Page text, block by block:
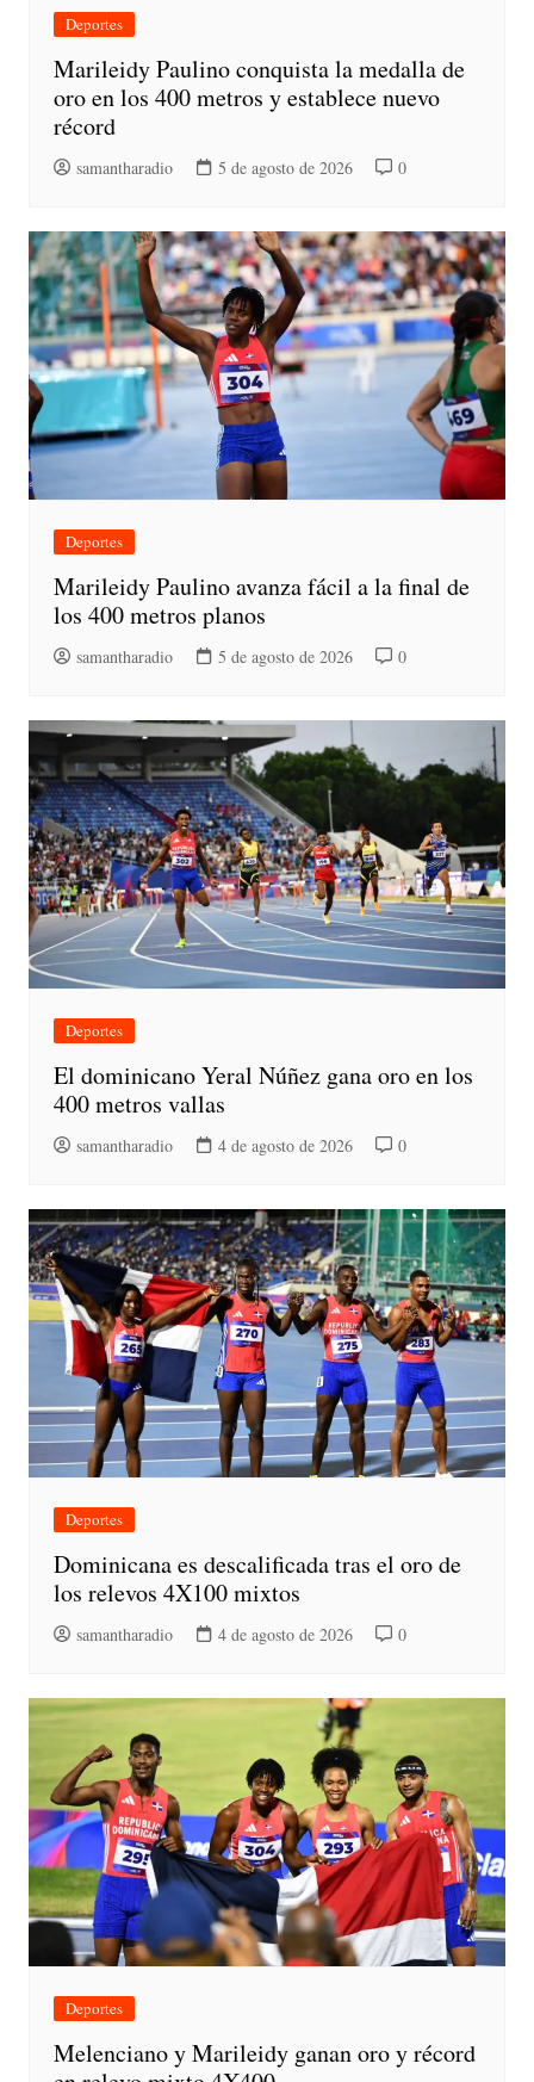
Deportes
Marileidy Paulino conquista la medalla de
oro en los 400 metros y establece nuevo
récord
samantharadio 5 de agosto de 2026 0
Deportes
Marileidy Paulino avanza fácil a la final de
los 400 metros planos
samantharadio 5 de agosto de 2026 0
Deportes
El dominicano Yeral Núñez gana oro en los
400 metros vallas
samantharadio 4 de agosto de 2026 0
Deportes
Dominicana es descalificada tras el oro de
los relevos 4X100 mixtos
samantharadio 4 de agosto de 2026 0
Deportes
Melenciano y Marileidy ganan oro y récord